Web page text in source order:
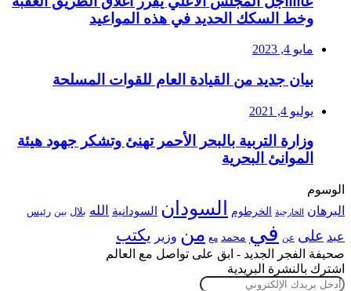
وخط السكك الحديد في هذه المواعيد
مايو 4, 2023
بيان جديد من القيادة العام للقوات المسلحة
يوليو 4, 2021
وزارة التربية بالبحر الأحمر تهنئ وتشكر جهود هيئة
الموانئ البحرية
الوسوم
البرهان
الخارجية الخرطوم السودان السودانية الله بلال بين رئيس
عبد على عن في محمد مع من وزير يكتب
صحيفة الفجر الجديد - ابق على تواصل مع العالم
اشترك بالنشرة البريدية
أدخل